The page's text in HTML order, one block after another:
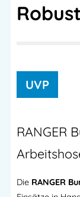
RANGER
Die RANGER